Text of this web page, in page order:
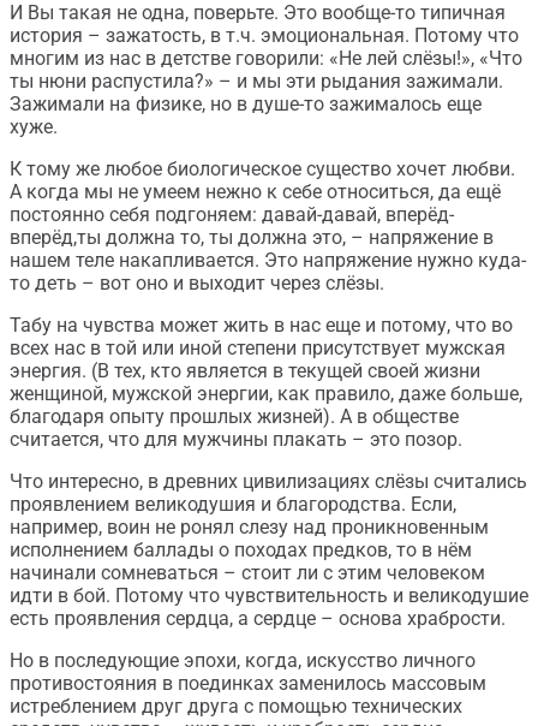
И Вы такая не одна, поверьте. Это вообще-то типичная
история – зажатость, в т.ч. эмоциональная. Потому что
многим из нас в детстве говорили: «Не лей слёзы!», «Что
ты нюни распустила?» – и мы эти рыдания зажимали.
Зажимали на физике, но в душе-то зажималось еще
хуже.
К тому же любое биологическое существо хочет любви.
А когда мы не умеем нежно к себе относиться, да ещё
постоянно себя подгоняем: давай-давай, вперёд-
вперёд,ты должна то, ты должна это, – напряжение в
нашем теле накапливается. Это напряжение нужно куда-
то деть – вот оно и выходит через слёзы.
Табу на чувства может жить в нас еще и потому, что во
всех нас в той или иной степени присутствует мужская
энергия. (В тех, кто является в текущей своей жизни
женщиной, мужской энергии, как правило, даже больше,
благодаря опыту прошлых жизней). А в обществе
считается, что для мужчины плакать – это позор.
Что интересно, в древних цивилизациях слёзы считались
проявлением великодушия и благородства. Если,
например, воин не ронял слезу над проникновенным
исполнением баллады о походах предков, то в нём
начинали сомневаться – стоит ли с этим человеком
идти в бой. Потому что чувствительность и великодушие
есть проявления сердца, а сердце – основа храбрости.
Но в последующие эпохи, когда, искусство личного
противостояния в поединках заменилось массовым
истреблением друг друга с помощью технических